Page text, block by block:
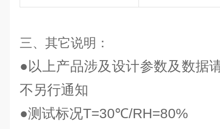
三、其它说明：
●以上产品涉及设计参数及数据
不另行通知
●测试标况T=30℃/RH=80%